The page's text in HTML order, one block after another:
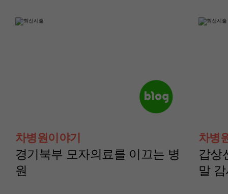
터)
윤보성 교수
산부인과(부인종
채수현 교수
차병원이야기
경기북부 모자의료를 이끄는 병
원
차병
갑상
말